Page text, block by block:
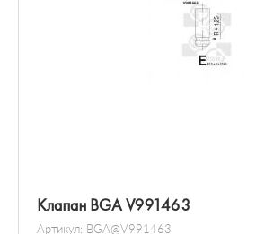
Клапан BGA V991463
Артикул: BGA@V991463